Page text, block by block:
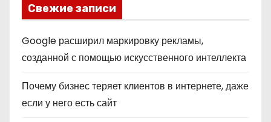
Свежие записи
Google расширил маркировку рекламы,
созданной с помощью искусственного интеллекта
Почему бизнес теряет клиентов в интернете, даже
если у него есть сайт